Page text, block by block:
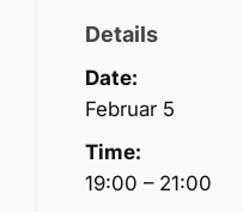
Details
Date:
Februar 5
Time:
19:00 – 21:00